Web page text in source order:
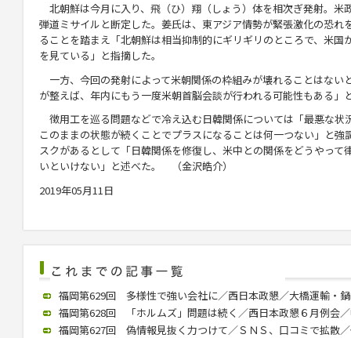
北朝鮮は今月に入り、飛（ひ）翔（しょう）体を相次ぎ発射。米
弾道ミサイルと断定した。姜氏は、東アジア情勢が緊張激化の恐れ
ることを踏まえ「北朝鮮は相当抑制的にギリギリのところで、米国
を見ている」と指摘した。
一方、今回の発射によって米朝関係の枠組みが壊れることはない
が整えば、年内にもう一度米朝首脳会談が行われる可能性もある」
徴用工を巡る問題などで冷え込む日韓関係については「最悪な状
このままの状態が続くことでプラスになることは何一つない」と
スクがあるとして「日韓関係を修復し、米中との関係をどうやっ
いといけない」と述べた。 （金沢皓介）
2019年05月11日
福岡第629回 多様性で強い会社に／西日本政懇／大橋運輸・
福岡第628回 「ホルムズ」問題は続く／西日本政懇６月例会
福岡第627回 偽情報見抜く力つけて／ＳＮＳ、口コミで拡散